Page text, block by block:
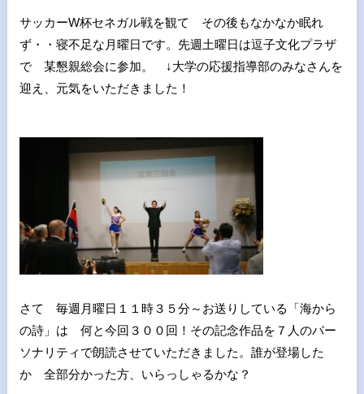
サッカーW杯セネガル戦を観て その後もなかなか眠れ
ず・・寝不足な月曜日です。先週土曜日は逗子文化プラザ
で 某懇親総会に参加。 ↓大学の応援指導部のみなさんを
迎え、元気をいただきました！
さて 毎週月曜日１１時３５分～お送りしている「海から
の詩」は 何と今回３００回！その記念作品を７人のパー
ソナリティで朗読させていただきました。誰が登場した
か 全部分かった方、いらっしゃるかな？